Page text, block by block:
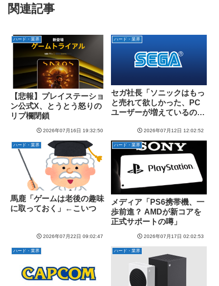
関連記事
ハード・業界
【悲報】プレイステーショ
ン公式X、とうとう怒りの
リプ欄閉鎖
2026年07月16日 19:32:50
ハード・業界
セガ社長「ソニックはもっ
と売れて欲しかった、PC
ユーザーが増えているので
2026年07月12日 12:02:52
ハード・業界
馬鹿「ゲームは老後の趣味
に取っておく」←こいつ
2026年07月22日 09:02:47
ハード・業界
メディア「PS6携帯機、一
歩前進？ AMDが新コアを
正式サポートの噂」
2026年07月17日 02:02:53
ハード・業界 ハード・業界